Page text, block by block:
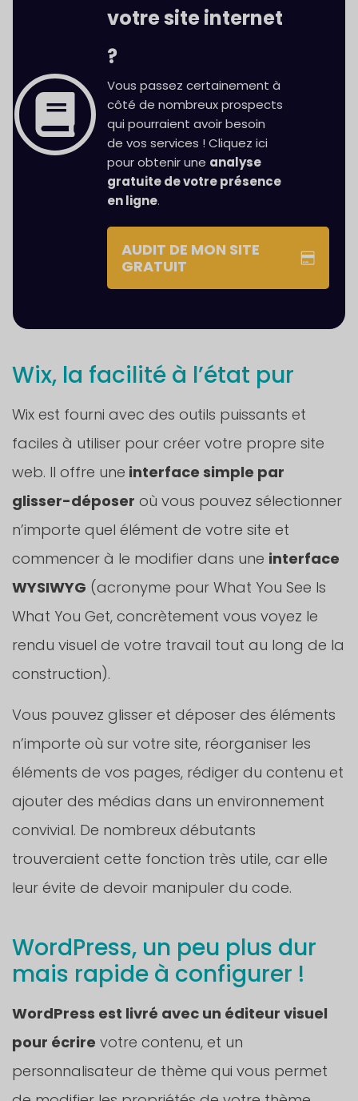
votre site internet
?
Vous passez certainement à
côté de nombreux prospects
qui pourraient avoir besoin
de vos services ! Cliquez ici
pour obtenir une analyse
gratuite de votre présence
en ligne.
AUDIT DE MON SITE
GRATUIT
Wix, la facilité à l’état pur
Wix est fourni avec des outils puissants et
faciles à utiliser pour créer votre propre site
web. Il offre une interface simple par
glisser-déposer où vous pouvez sélectionner
n’importe quel élément de votre site et
commencer à le modifier dans une interface
WYSIWYG (acronyme pour What You See Is
What You Get, concrètement vous voyez le
rendu visuel de votre travail tout au long de la
construction).
Vous pouvez glisser et déposer des éléments
n’importe où sur votre site, réorganiser les
éléments de vos pages, rédiger du contenu et
ajouter des médias dans un environnement
convivial. De nombreux débutants
trouveraient cette fonction très utile, car elle
leur évite de devoir manipuler du code.
WordPress, un peu plus dur
mais rapide à configurer !
WordPress est livré avec un éditeur visuel
pour écrire votre contenu, et un
personnalisateur de thème qui vous permet